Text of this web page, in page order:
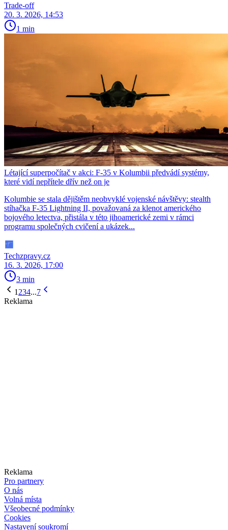
Trade-off
20. 3. 2026, 14:53
1 min
Létající superpočítač v akci: F-35 v Kolumbii předvádí systémy,
které vidí nepřítele dřív než on je
Kolumbie se stala dějištěm neobvyklé vojenské návštěvy: stealth
stíhačka F-35 Lightning II, považovaná za klenot amerického
bojového letectva, přistála v této jihoamerické zemi v rámci
programu společných cvičení a ukázek...
Techzpravy.cz
16. 3. 2026, 17:00
3 min
1 234...7
Reklama
Reklama
Pro partnery
O nás
Volná místa
Všeobecné podmínky
Cookies
Nastavení soukromí